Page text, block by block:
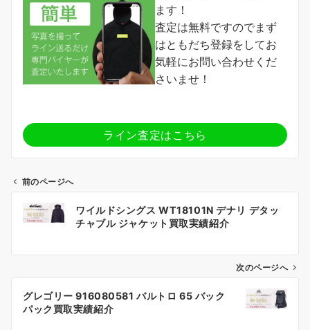
ます！
査定は無料ですのでまず
はともだち登録をしてお
気軽にお問い合わせくだ
さいませ！
ライン査定はこちら
ビ
前のページへ
ワイルドシングス WT18101N デナリ デタッ
チャブル ジャケット買取実績紹介
次のページへ
グレゴリー 916080581 バルトロ 65 バック
パック買取実績紹介